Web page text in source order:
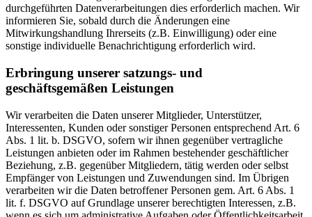
durchgeführten Datenverarbeitungen dies erforderlich machen. Wir
informieren Sie, sobald durch die Änderungen eine
Mitwirkungshandlung Ihrerseits (z.B. Einwilligung) oder eine
sonstige individuelle Benachrichtigung erforderlich wird.
Erbringung unserer satzungs- und
geschäftsgemäßen Leistungen
Wir verarbeiten die Daten unserer Mitglieder, Unterstützer,
Interessenten, Kunden oder sonstiger Personen entsprechend Art. 6
Abs. 1 lit. b. DSGVO, sofern wir ihnen gegenüber vertragliche
Leistungen anbieten oder im Rahmen bestehender geschäftlicher
Beziehung, z.B. gegenüber Mitgliedern, tätig werden oder selbst
Empfänger von Leistungen und Zuwendungen sind. Im Übrigen
verarbeiten wir die Daten betroffener Personen gem. Art. 6 Abs. 1
lit. f. DSGVO auf Grundlage unserer berechtigten Interessen, z.B.